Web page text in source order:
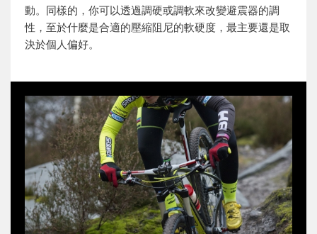
動。同樣的，你可以透過調硬或調軟來改變避震器的調
性，至於什麼是合適的壓縮阻尼的軟硬度，最主要還是取
決於個人偏好。